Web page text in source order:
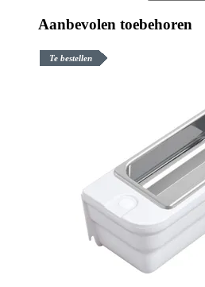
Aanbevolen toebehoren
Te bestellen